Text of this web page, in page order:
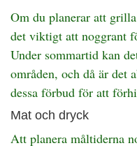
Om du planerar att
det viktigt att noggrant
Under sommartid kan
områden, och då är det
dessa förbud för att
Mat och dryck
Att planera måltiderna